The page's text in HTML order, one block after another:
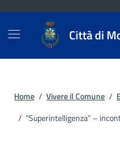
Città di
Home / Vivere il Comune /
/ “Superintelligenza” –